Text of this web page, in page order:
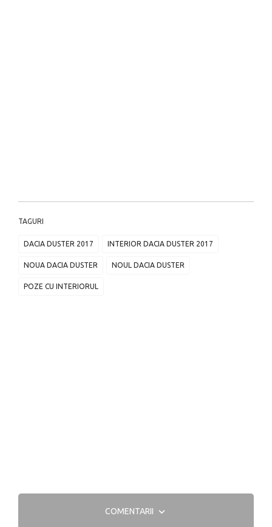
TAGURI
DACIA DUSTER 2017 INTERIOR DACIA DUSTER 2017
NOUA DACIA DUSTER NOUL DACIA DUSTER
POZE CU INTERIORUL
COMENTARII